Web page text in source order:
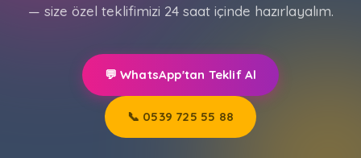
— size özel teklifimizi 24 saat içinde hazırlayalım.
💬 WhatsApp'tan Teklif Al
📞 0539 725 55 88